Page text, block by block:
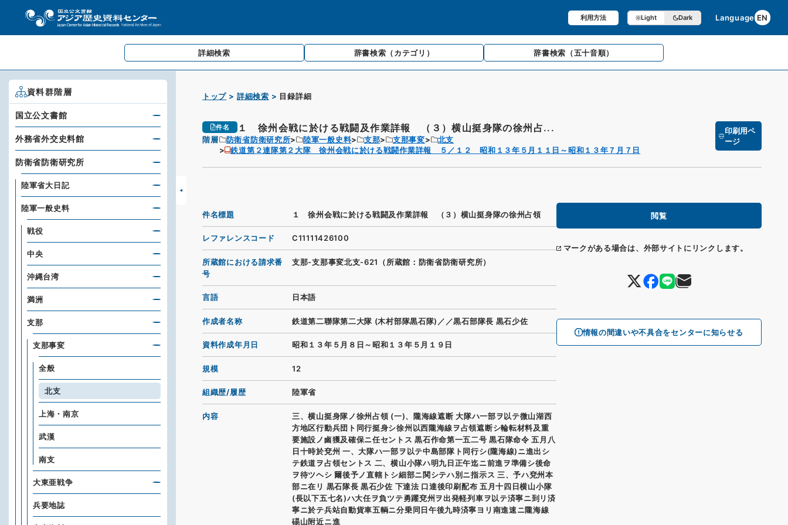
利用方法 Light Dark Language EN
詳細検索 辞書検索 （カテゴリ） 辞書検索 （五十音順）
トップ 詳細検索 目録詳細
件名 １ 徐州会戦に於ける戦闘及作業詳報 （３）横山挺身隊の徐州占...
階層 防衛省防衛研究所 陸軍一般史料 支那 支那事変
北支
鉄道第２連隊第２大隊 徐州会戦に於ける戦闘作業詳報 ５／１２ 昭和１３年５月１１日～昭和１３年７月７日
印刷用ペ
ージ
閲覧
マークがある場合は、外部サイトにリンクします。
情報の間違いや不具合をセンターに知らせる
件名標題 １ 徐州会戦に於ける戦闘及作業詳報 （３）横山挺身隊の徐州占領
レファレンスコード C11111426100
所蔵館における請求番
号
支那-支那事変北支-621（所蔵館：防衛省防衛研究所）
言語 日本語
作成者名称 鉄道第二聯隊第二大隊 (木村部隊黒石隊)／／黒石部隊長 黒石少佐
資料作成年月日 昭和１３年５月８日～昭和１３年５月１９日
規模 12
組織歴/履歴 陸軍省
内容
三、横山挺身隊ノ徐州占領 (一)、隴海線遮断 大隊ハ一部ヲ以テ微山湖西
方地区行動兵団ト同行挺身シ徐州以西隴海線ヲ占領遮断シ輪転材料及重
要施設ノ鹵獲及確保ニ任セントス 黒石作命第一五二号 黒石隊命令 五月八
日十時於兗州 一、大隊ハ一部ヲ以テ中島部隊ト同行シ(隴海線)ニ進出シ
テ鉄道ヲ占領セントス 二、横山小隊ハ明九日正午迄ニ前進ヲ準備シ後命
ヲ待ツヘシ 爾後予ノ直轄トシ細部ニ関シテハ別ニ指示ス 三、予ハ兗州本
部ニ在リ 黒石隊長 黒石少佐 下達法 口達後印刷配布 五月十四日横山小隊
(長以下五七名)ハ大任ヲ負ツテ勇躍兗州ヲ出発軽列車ヲ以テ済寧ニ到リ済
寧ニ於テ兵站自動貨車五輌ニ分乗同日午後九時済寧ヨリ南進速ニ隴海線
碭山附近ニ進
資料群階層
国立公文書館
外務省外交史料館
防衛省防衛研究所
陸軍省大日記
陸軍一般史料
戦役
中央
沖縄台湾
満洲
支那
支那事変
全般
北支
上海・南京
武漢
南支
大東亜戦争
兵要地誌